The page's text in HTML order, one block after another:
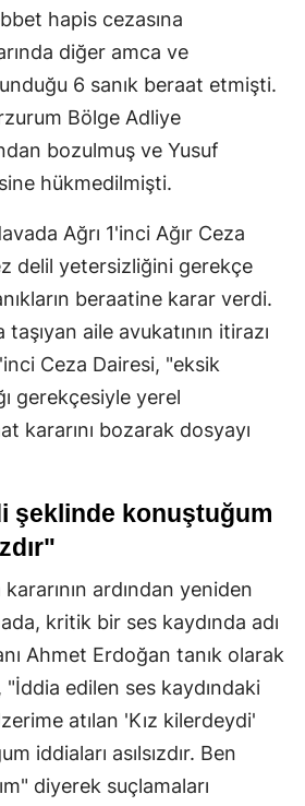
hapis cezasına
diğer amca ve
6 sanık beraat etmişti.
Bölge Adliye
bozulmuş ve Yusuf
hükmedilmişti.
Ağrı 1'inci Ağır Ceza
delil yetersizliğini gerekçe
beraatine karar verdi.
taşıyan aile avukatının itirazı
Ceza Dairesi, "eksik
gerekçesiyle yerel
kararını bozarak dosyayı
şeklinde konuştuğum
ardından yeniden
kritik bir ses kaydında adı
Ahmet Erdoğan tanık olarak
edilen ses kaydındaki
atılan 'Kız kilerdeydi'
iddiaları asılsızdır. Ben
diyerek suçlamaları